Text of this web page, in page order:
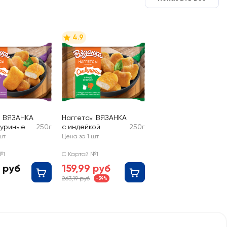
ВЯЗАНКА
250г
руб
4.9
Наггетсы ВЯЗАНКА
с индейкой
250г
Цена за 1 шт
С Картой №1
159,99 руб
263,19 руб -39%